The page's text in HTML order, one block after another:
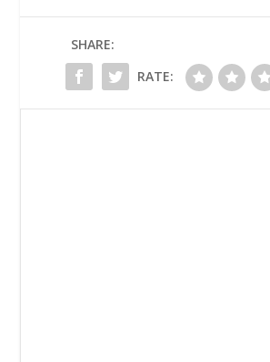
SHARE:
RATE: